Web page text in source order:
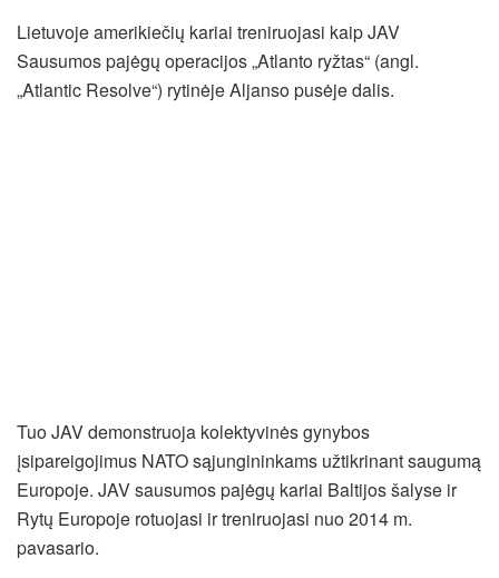
Lietuvoje amerikiečių kariai treniruojasi kaip JAV
Sausumos pajėgų operacijos „Atlanto ryžtas“ (angl.
„Atlantic Resolve“) rytinėje Aljanso pusėje dalis.
Tuo JAV demonstruoja kolektyvinės gynybos
įsipareigojimus NATO sąjungininkams užtikrinant saugumą
Europoje. JAV sausumos pajėgų kariai Baltijos šalyse ir
Rytų Europoje rotuojasi ir treniruojasi nuo 2014 m.
pavasario.